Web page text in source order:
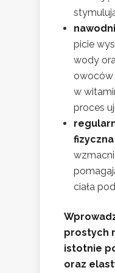
picie
wody
owoców
w
proces
fizyczna
ciała
prostych
istotnie
oraz